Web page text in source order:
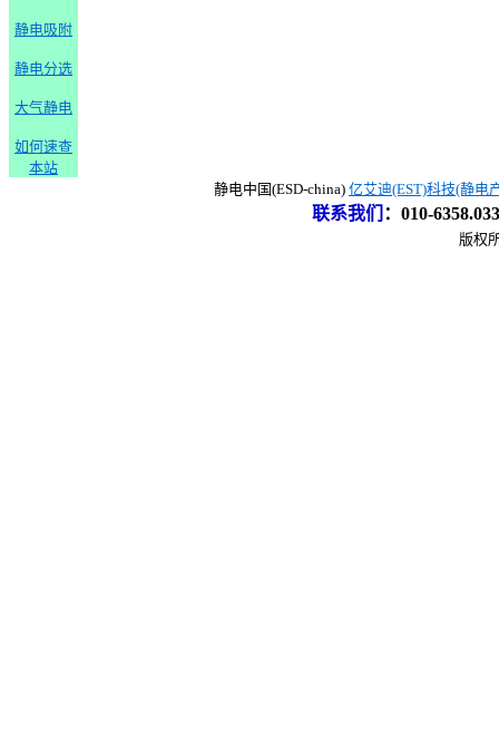
静电吸附
静电分选
大气静电
如何速查
本站
静电中国(ESD-china) 亿艾迪(EST)科技(静电
联系我们 ： 010-
版权